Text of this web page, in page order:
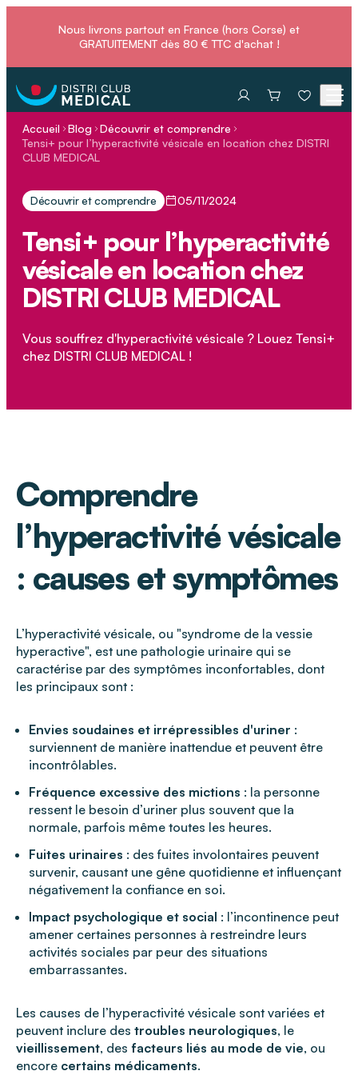
Nous livrons partout en France (hors Corse) et
GRATUITEMENT dès 80 € TTC d'achat !
Accueil Blog
Découvrir et comprendre
Tensi+ pour l’hyperactivité vésicale en location chez DISTRI
CLUB MEDICAL
Découvrir et comprendre 05/11/2024
Tensi+ pour l’hyperactivité
vésicale en location chez
DISTRI CLUB MEDICAL
Vous souffrez d'hyperactivité vésicale ? Louez Tensi+
chez DISTRI CLUB MEDICAL !
Comprendre
l’hyperactivité vésicale
: causes et symptômes
L’hyperactivité vésicale, ou "syndrome de la vessie
hyperactive", est une pathologie urinaire qui se
caractérise par des symptômes inconfortables, dont
les principaux sont :
Envies soudaines et irrépressibles d'uriner :
surviennent de manière inattendue et peuvent être
incontrôlables.
Fréquence excessive des mictions : la personne
ressent le besoin d’uriner plus souvent que la
normale, parfois même toutes les heures.
Fuites urinaires : des fuites involontaires peuvent
survenir, causant une gêne quotidienne et influençant
négativement la confiance en soi.
Impact psychologique et social : l’incontinence peut
amener certaines personnes à restreindre leurs
activités sociales par peur des situations
embarrassantes.
Les causes de l’hyperactivité vésicale sont variées et
peuvent inclure des troubles neurologiques, le
vieillissement, des facteurs liés au mode de vie, ou
encore certains médicaments.